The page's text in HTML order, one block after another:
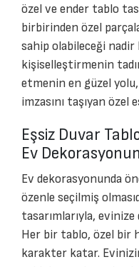
özel ve ender tablo
birbirinden özel
sahip olabileceği
kişiselleştirmenin
etmenin en güzel yolu,
imzasını taşıyan özel
Eşsiz Duvar
Ev
Ev dekorasyonunda
özenle seçilmiş
tasarımlarıyla,
Her bir tablo, özel bir
karakter katar. Evinizin